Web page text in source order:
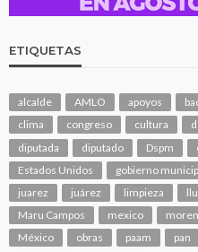
ETIQUETAS
alcalde AMLO apoyos
clima
congreso cultura
diputada
diputado Dspm
Estados Unidos
gobierno
juarez
juárez limpieza
Maru Campos
mexico
México
obras paam pan